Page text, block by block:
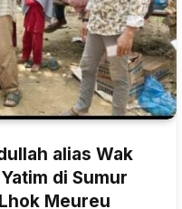
alias Wak
di Sumur
Meureu